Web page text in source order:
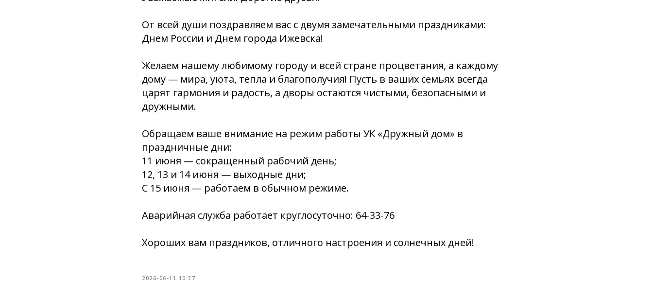
От всей души поздравляем вас с двумя замечательными праздниками:
Днем России и Днем города Ижевска!
Желаем нашему любимому городу и всей стране процветания, а каждому
дому — мира, уюта, тепла и благополучия! Пусть в ваших семьях всегда
царят гармония и радость, а дворы остаются чистыми, безопасными и
дружными.
Обращаем ваше внимание на режим работы УК «Дружный дом» в
праздничные дни:
11 июня — сокращенный рабочий день;
12, 13 и 14 июня — выходные дни;
С 15 июня — работаем в обычном режиме.
Аварийная служба работает круглосуточно: 64-33-76
Хороших вам праздников, отличного настроения и солнечных дней!
2026-06-11 10:37